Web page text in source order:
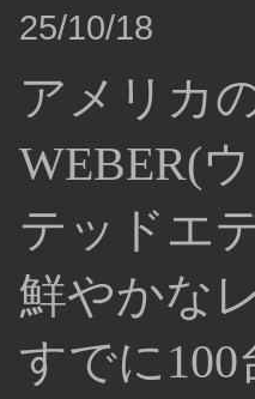
25/10/18
アメリカ
WEBER(
テッドエ
鮮やかな
すでに